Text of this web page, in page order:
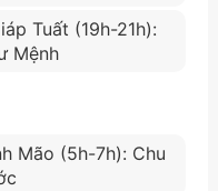
Tuất (19h-21h):
Mệnh
Mão (5h-7h): Chu